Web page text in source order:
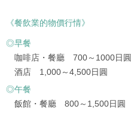
《餐飲業的物價行情》
◎早餐
咖啡店・餐廳 700～1000日圓
酒店 1,000～4,500日圓
◎午餐
飯館・餐廳 800～1,500日圓